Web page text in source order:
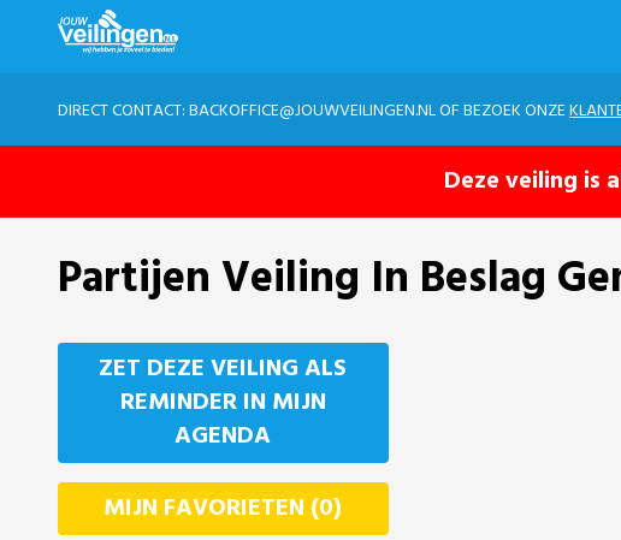
DIRECT CONTACT:BACKOFFICE@JOUWVEILINGEN.NLOF BEZOEK ONZE
Deze veiling is
Partijen Veiling In Beslag
ZET DEZE VEILING ALS
REMINDER IN MIJN
AGENDA
MIJN FAVORIETEN (0)